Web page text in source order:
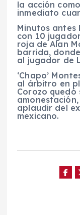
la acción
inmediato
Minutos antes
con 10
roja de Alan
barrida,
al jugador de
‘Chapo’
al árbitro en
Corozo quedó
aplaudir del
mexicano.